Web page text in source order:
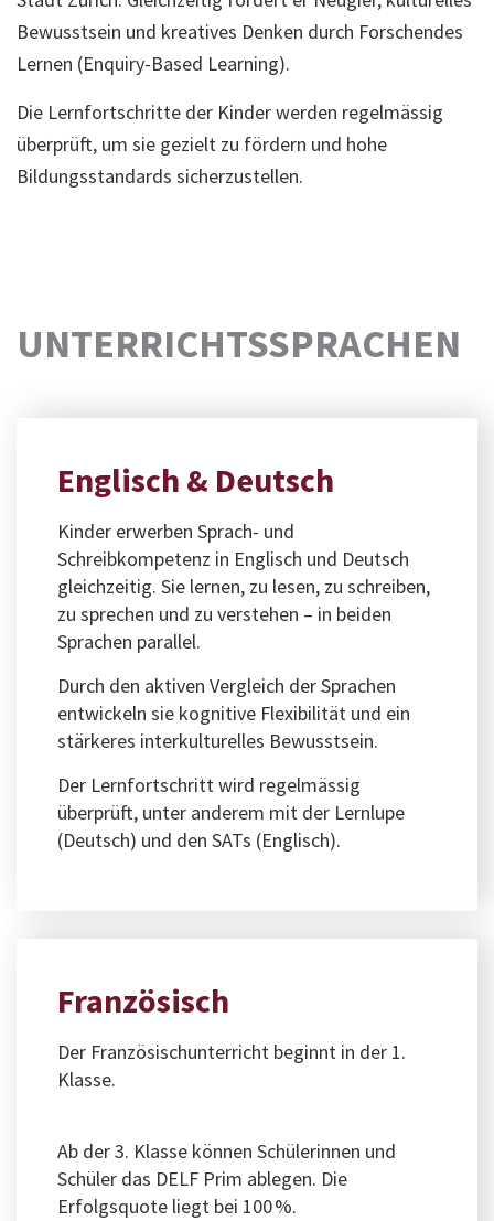
Bewusstsein und kreatives Denken durch Forschendes
Lernen (Enquiry-Based Learning).
Die Lernfortschritte der Kinder werden regelmässig
überprüft, um sie gezielt zu fördern und hohe
Bildungsstandards sicherzustellen.
UNTERRICHTSSPRACHEN
Englisch & Deutsch
Kinder erwerben Sprach- und
Schreibkompetenz in Englisch und Deutsch
gleichzeitig. Sie lernen, zu lesen, zu schreiben,
zu sprechen und zu verstehen – in beiden
Sprachen parallel.
Durch den aktiven Vergleich der Sprachen
entwickeln sie kognitive Flexibilität und ein
stärkeres interkulturelles Bewusstsein.
Der Lernfortschritt wird regelmässig
überprüft, unter anderem mit der Lernlupe
(Deutsch) und den SATs (Englisch).
Französisch
Der Französischunterricht beginnt in der 1.
Klasse.
Ab der 3. Klasse können Schülerinnen und
Schüler das DELF Prim ablegen. Die
Erfolgsquote liegt bei 100 %.